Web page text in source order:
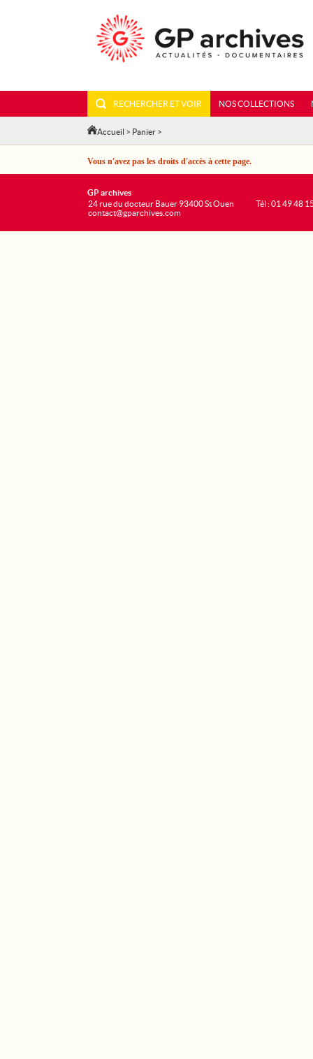
RECHERCHER ET VOIR NOS COLLECTIONS
Accueil > Panier >
Vous n'avez pas les droits d'accès à cette page.
GP archives
24 rue du docteur Bauer 93400 St Ouen
contact@gparchives.com
Tél : 01 49 48